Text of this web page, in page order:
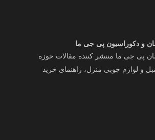
و دکوراسیون پی جی ما
پی جی ما منتشر کننده مقالات حوزه
و لوازم چوبی منزل، راهنمای خرید